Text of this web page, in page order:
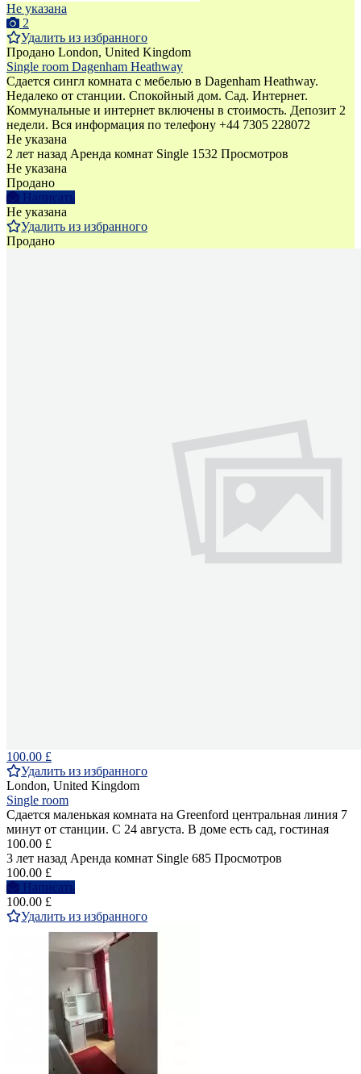
Не указана
2
Удалить из избранного
Продано London, United Kingdom
Single room Dagenham Heathway
Сдается сингл комната с мебелью в Dagenham Heathway.
Недалеко от станции. Спокойный дом. Сад. Интернет.
Коммунальные и интернет включены в стоимость. Депозит 2
недели. Bся информация по телефону +44 7305 228072
Не указана
2 лет назад Аренда комнат Single 1532 Просмотров
Не указана
Продано
Написать
Не указана
Удалить из избранного
Продано
100.00 £
Удалить из избранного
London, United Kingdom
Single room
Сдается маленькая комната на Greenford центральная линия 7
минут от станции. С 24 августа. В доме есть сад, гостиная
100.00 £
3 лет назад Аренда комнат Single 685 Просмотров
100.00 £
Написать
100.00 £
Удалить из избранного